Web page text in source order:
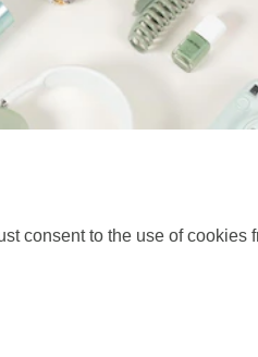
consent to the use of cookies